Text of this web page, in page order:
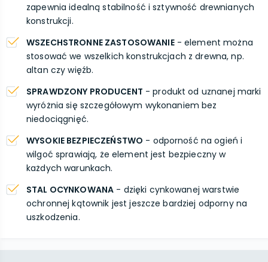
zapewnia idealną stabilność i sztywność drewnianych
konstrukcji.
WSZECHSTRONNE ZASTOSOWANIE- element można
stosować we wszelkich konstrukcjach z drewna, np.
altan czy więźb.
SPRAWDZONY PRODUCENT - produkt od uznanej marki
wyróżnia się szczegółowym wykonaniem bez
niedociągnięć.
WYSOKIE BEZPIECZEŃSTWO - odporność na ogień i
wilgoć sprawiają, że element jest bezpieczny w
każdych warunkach.
STAL OCYNKOWANA - dzięki cynkowanej warstwie
ochronnej kątownik jest jeszcze bardziej odporny na
uszkodzenia.